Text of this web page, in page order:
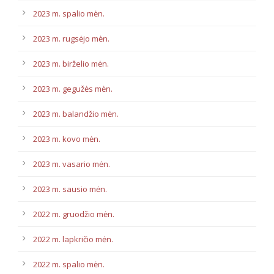
2023 m. spalio mėn.
2023 m. rugsėjo mėn.
2023 m. birželio mėn.
2023 m. gegužės mėn.
2023 m. balandžio mėn.
2023 m. kovo mėn.
2023 m. vasario mėn.
2023 m. sausio mėn.
2022 m. gruodžio mėn.
2022 m. lapkričio mėn.
2022 m. spalio mėn.